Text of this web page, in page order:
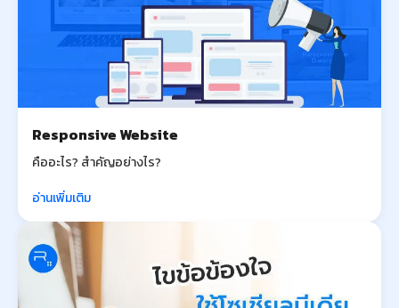
Responsive Website
คืออะไร? สำคัญอย่างไร?
อ่านเพิ่มเติม